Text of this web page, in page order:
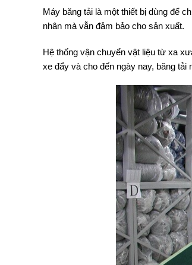
Máy băng tải là một thiết bị dùng để
nhân mà vẫn đảm bảo cho sản xuất.
Hệ thống vận chuyển vật liệu từ xa
xe đẩy và cho đến ngày nay, băng